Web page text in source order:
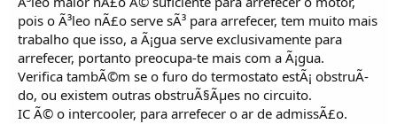
pois o Ã³leo nÃ£o serve sÃ³ para arrefecer, tem muito mais
trabalho que isso, a Ã¡gua serve exclusivamente para
arrefecer, portanto preocupa-te mais com a Ã¡gua.
Verifica tambÃ©m se o furo do termostato estÃ¡ obstruÃ­
do, ou existem outras obstruÃ§Ãµes no circuito.
IC Ã© o intercooler, para arrefecer o ar de admissÃ£o.